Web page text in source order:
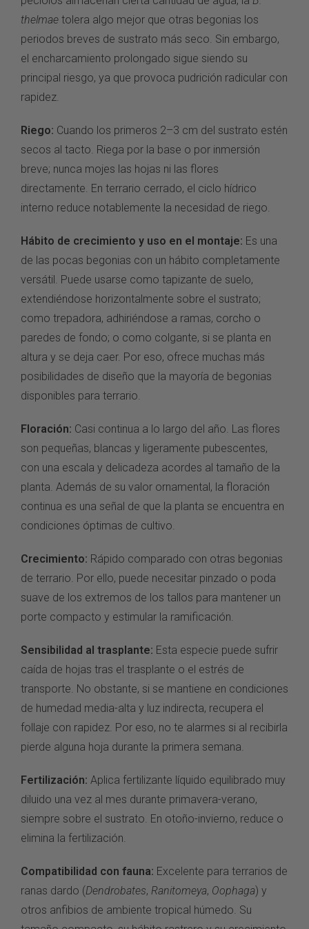
thelmae tolera algo mejor que otras begonias los
periodos breves de sustrato más seco. Sin embargo,
el encharcamiento prolongado sigue siendo su
principal riesgo, ya que provoca pudrición radicular con
rapidez.
Riego: Cuando los primeros 2–3 cm del sustrato estén
secos al tacto. Riega por la base o por inmersión
breve; nunca mojes las hojas ni las flores
directamente. En terrario cerrado, el ciclo hídrico
interno reduce notablemente la necesidad de riego.
Hábito de crecimiento y uso en el montaje: Es una
de las pocas begonias con un hábito completamente
versátil. Puede usarse como tapizante de suelo,
extendiéndose horizontalmente sobre el sustrato;
como trepadora, adhiriéndose a ramas, corcho o
paredes de fondo; o como colgante, si se planta en
altura y se deja caer. Por eso, ofrece muchas más
posibilidades de diseño que la mayoría de begonias
disponibles para terrario.
Floración: Casi continua a lo largo del año. Las flores
son pequeñas, blancas y ligeramente pubescentes,
con una escala y delicadeza acordes al tamaño de la
planta. Además de su valor ornamental, la floración
continua es una señal de que la planta se encuentra en
condiciones óptimas de cultivo.
Crecimiento: Rápido comparado con otras begonias
de terrario. Por ello, puede necesitar pinzado o poda
suave de los extremos de los tallos para mantener un
porte compacto y estimular la ramificación.
Sensibilidad al trasplante: Esta especie puede sufrir
caída de hojas tras el trasplante o el estrés de
transporte. No obstante, si se mantiene en condiciones
de humedad media-alta y luz indirecta, recupera el
follaje con rapidez. Por eso, no te alarmes si al recibirla
pierde alguna hoja durante la primera semana.
Fertilización: Aplica fertilizante líquido equilibrado muy
diluido una vez al mes durante primavera-verano,
siempre sobre el sustrato. En otoño-invierno, reduce o
elimina la fertilización.
Compatibilidad con fauna: Excelente para terrarios de
ranas dardo (Dendrobates, Ranitomeya, Oophaga) y
otros anfibios de ambiente tropical húmedo. Su